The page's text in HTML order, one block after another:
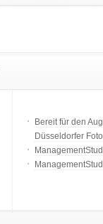
Bereit für den
Düsseldorfer